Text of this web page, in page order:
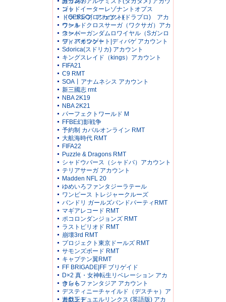
ント
ゴッドイーターレゾナントオプス
（GEREO）アカウント
ドラゴンプロジェクト(ドラプロ) アカ
ウント
ワールドクロスサーガ（ワクサガ）アカ
ウント
スーパーガンダムロワイヤル（Sガンロ
ワ）アカウント
ディバインゲート|ディバゲ アカウント
Sdorica(スドリカ) アカウント
キングスレイド（kings）アカウント
FIFA21
C9 RMT
SOA丨アナムネシス アカウント
新三國志 rmt
NBA 2K19
NBA 2K21
パーフェクトワールド M
FFBE幻影戦争
予約制 カバルオンライン RMT
大航海時代 RMT
FIFA22
Puzzle & Dragons RMT
シャドウバース（シャドバ）アカウント
テリアサーガ アカウント
Madden NFL 20
ゆめいろファンタジーラテール
ワンピース トレジャークルーズ
バンドリ ガールズバンドパーティRMT
マギアレコード RMT
ポコロンダンジョンズ RMT
ラストピリオド RMT
崩壊3rd RMT
プロジェクト東京ドールズ RMT
サモンズボード RMT
キャプテン翼RMT
FF BRIGADE|FF ブリゲイド
D×2 真・女神転生リベレーション アカ
ウント
きららファンタジア アカウント
デスティニーチャイルド（デスチャ）ア
カウント
遊戯王デュエルリンクス (英語版) アカ